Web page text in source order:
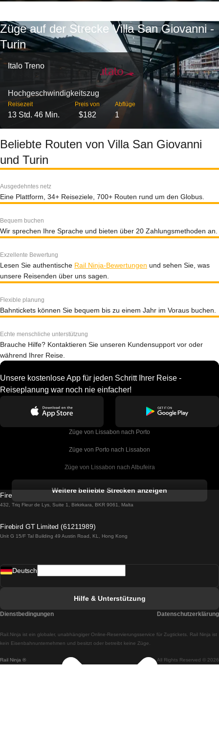
Züge auf der Strecke Villa San Giovanni -
Turin
Italo Treno
Hochgeschwindigkeitszug
Reisezeit
13 Std. 46 Min.
Preis von
$182
Abflüge
1
Beliebte Routen von Villa San Giovanni
und Turin
Ausgedehntes netz
Eine Plattform, 34+ Reiseziele, 700+ Routen rund um den Globus.
Bequem buchen
Wir sprechen Ihre Sprache und bieten über 20 Zahlungsmethoden an.
Exzellente Bewertung
Lesen Sie authentische Rail Ninja-Bewertungen und sehen Sie, was
unsere Reisenden über uns sagen.
Flexible planung
Bahntickets können Sie bequem bis zu einem Jahr im Voraus buchen.
Echte menschliche unterstützung
Brauche Hilfe? Kontaktieren Sie unseren Kundensupport vor oder
während Ihrer Reise.
Unsere kostenlose App für jeden Schritt Ihrer Reise -
Reiseplanung war noch nie einfacher!
Züge von Lissabon nach Porto
Züge von Porto nach Lissabon
Züge von Lissabon nach Albufeira
Züge von Lissabon nach Lagos
Züge von Lissabon nach Madrid
Züge von Lissabon nach Braga
Züge von Braga nach Lissabon
Weitere beliebte Strecken anzeigen
Firebird GT Limited (OC 1451)
432, Triq Fleur de Lys, Suite 1, Birkirkara, BKR 9061, Malta
Firebird GT Limited (61211989)
Unit G 15/F Tal Building 49 Austin Road, KL, Hong Kong
Rail Ninja ® All Rights Reserved © 2026
Rail.Ninja ist ein globaler, unabhängiger Online-Reservierungsservice für Zugtickets. Rail Ninja ist
kein Eisenbahnunternehmen und besitzt oder betreibt keine Züge.
Deutsch
Hilfe & Unterstützung
Dienstbedingungen Datenschutzerklärung